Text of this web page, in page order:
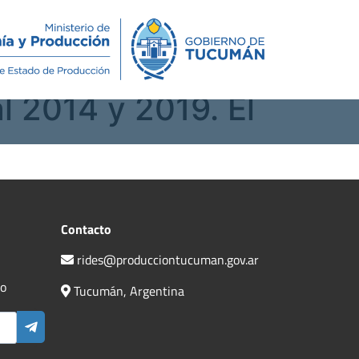
Novedades Contacto
2014 y 2019. El
Contacto
rides@producciontucuman.gov.ar
Tucumán, Argentina